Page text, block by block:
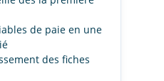
de paie en une
des fiches